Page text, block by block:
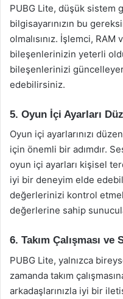
PUBG Lite, düşük sistem
bilgisayarınızın bu
olmalısınız. İşlemci, RAM
bileşenlerinizin yeterli
bileşenlerinizi
edebilirsiniz.
5. Oyun İçi Ayarları
Oyun içi ayarlarınızı
için önemli bir adımdır.
oyun içi ayarları kişisel
iyi bir deneyim elde
değerlerinizi kontrol
değerlerine sahip
6. Takım Çalışması
PUBG Lite, yalnızca
zamanda takım
arkadaşlarınızla iyi bir